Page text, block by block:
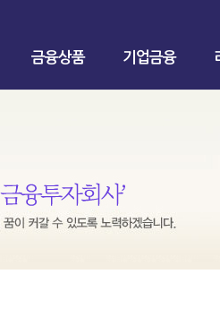
금융상품 기업금융